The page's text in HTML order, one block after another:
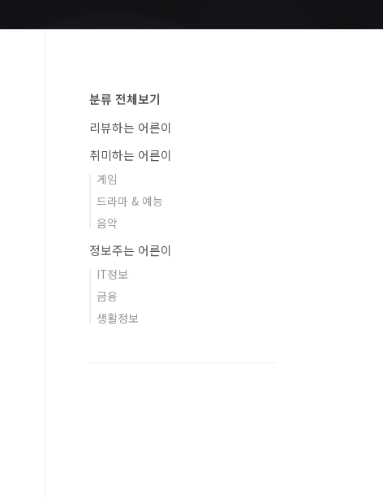
분류 전체보기
리뷰하는 어른이
취미하는 어른이
게임
드라마 & 예능
음악
정보주는 어른이
IT정보
금융
생활정보